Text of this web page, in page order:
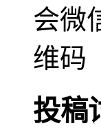
投稿